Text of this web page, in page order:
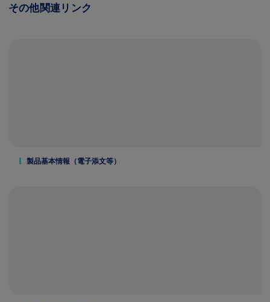
その他関連リンク
製品基本情報（電子添文等）